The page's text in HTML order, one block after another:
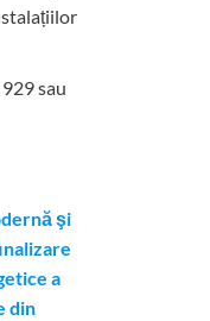
sau
şi
a
din